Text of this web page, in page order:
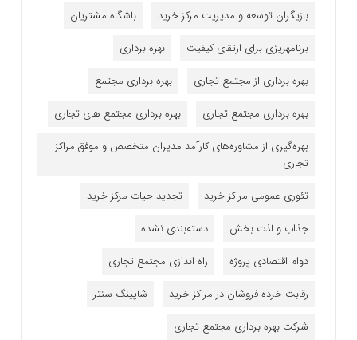
بازیگران توسعه و مدیریت مرکز خرید
باشگاه مشتریان
برنامه‎ریزی برای ارتقای کیفیت
بهره برداری
بهره برداری از مجتمع تجاری
بهره برداری مجتمع
بهره برداری مجتمع تجاری
بهره برداری مجتمع های تجاری
بهره‌گیری از مشاوره‌های کارآمد مدیران متخصص و موفق مراکز
تجاری
تئوری عمومی مراکز خرید
تجدید حیات مرکز خرید
جذاب و لذت بخش
دسته‌بندی نشده
دوام اقتصادی پروژه
راه اندازی مجتمع تجاری
رقابت خرده فروشان در مراکز خرید
شاپینگ سنتر
شرکت بهره برداری مجتمع تجاری